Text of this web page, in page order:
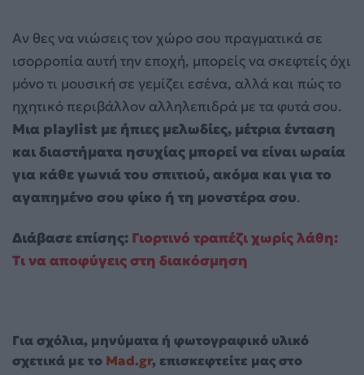
Αν θες να νιώσεις τον χώρο σου πραγματικά σε
ισορροπία αυτή την εποχή, μπορείς να σκεφτείς όχι
μόνο τι μουσική σε γεμίζει εσένα, αλλά και πώς το
ηχητικό περιβάλλον αλληλεπιδρά με τα φυτά σου.
Μια playlist με ήπιες μελωδίες, μέτρια ένταση
και διαστήματα ησυχίας μπορεί να είναι ωραία
για κάθε γωνιά του σπιτιού, ακόμα και για το
αγαπημένο σου φίκο ή τη μονστέρα σου.
Διάβασε επίσης: Γιορτινό τραπέζι χωρίς λάθη:
Τι να αποφύγεις στη διακόσμηση
Για σχόλια, μηνύματα ή φωτογραφικό υλικό
σχετικά με το Mad.gr, επισκεφτείτε μας στο